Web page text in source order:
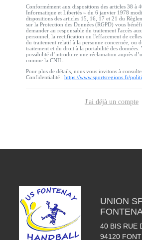
Conformément aux dispositions des articles 38 à
Informatique et Libertés » du 6 janvier 1978
dispositions des articles 15, 16, 17 et 21 du
sur la Protection des Données (RGPD) vous
demander au responsable du traitement l'accès
personnel, la rectification ou l'effacement de
du traitement relatif à la personne concernée, ou
traitement et du droit à la portabilité des données.
possibilité d’introduire une réclamation auprès
comme la CNIL.
Pour plus de détails, nous vous invitons à
Confidentialité : https://www.sportsregions.fr/
J'ai déjà un compte
UNION
40 BIS RUE
94120